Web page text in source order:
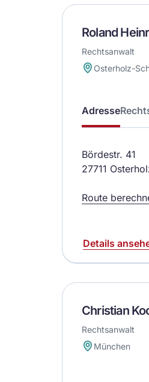
Roland
Rechtsanwalt
Osterholz-
Adresse
Bördestr. 41
27711
Route
Details
Christian
Rechtsanwalt
München